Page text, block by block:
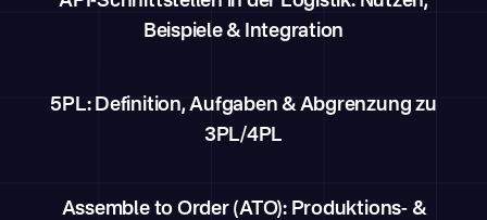
Beispiele & Integration
5PL: Definition, Aufgaben & Abgrenzung zu
3PL/4PL
Assemble to Order (ATO): Produktions- &